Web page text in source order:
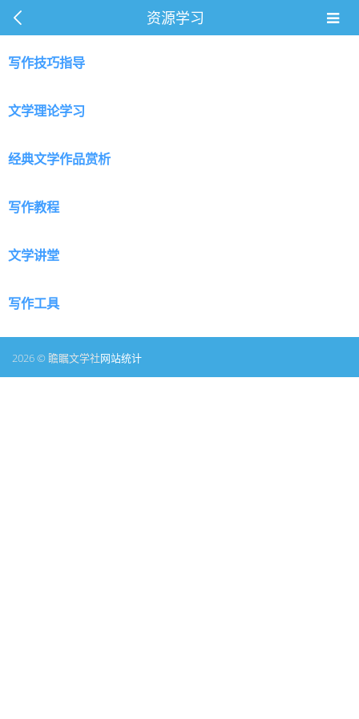
资源学习
写作技巧指导
文学理论学习
经典文学作品赏析
写作教程
文学讲堂
写作工具
2026 © 瞻瞩文学社网站统计